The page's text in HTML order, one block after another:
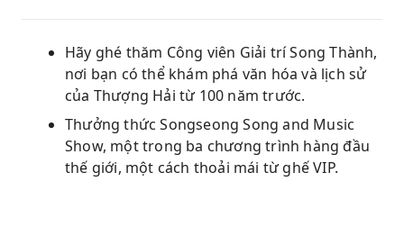
Hãy ghé thăm Công viên Giải trí Song Thành,
nơi bạn có thể khám phá văn hóa và lịch sử
của Thượng Hải từ 100 năm trước.
Thưởng thức Songseong Song and Music
Show, một trong ba chương trình hàng đầu
thế giới, một cách thoải mái từ ghế VIP.